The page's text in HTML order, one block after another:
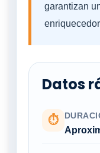
garantizan
Datos
⏱